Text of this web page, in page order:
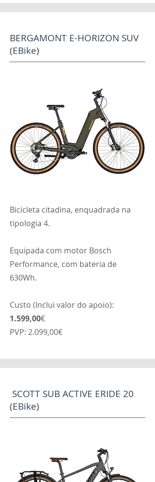
BERGAMONT E-HORIZON SUV
(EBike)
Bicicleta citadina, enquadrada na
tipologia 4.
Equipada com motor Bosch
Performance, com bateria de
630Wh.
Custo (Inclui valor do apoio):
1.599,00€
PVP: 2.099,00€
SCOTT SUB ACTIVE ERIDE 20
(EBike)